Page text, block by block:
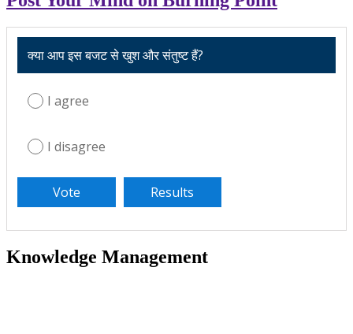
क्या आप इस बजट से खुश और संतुष्ट हैं?
I agree
I disagree
Knowledge Management